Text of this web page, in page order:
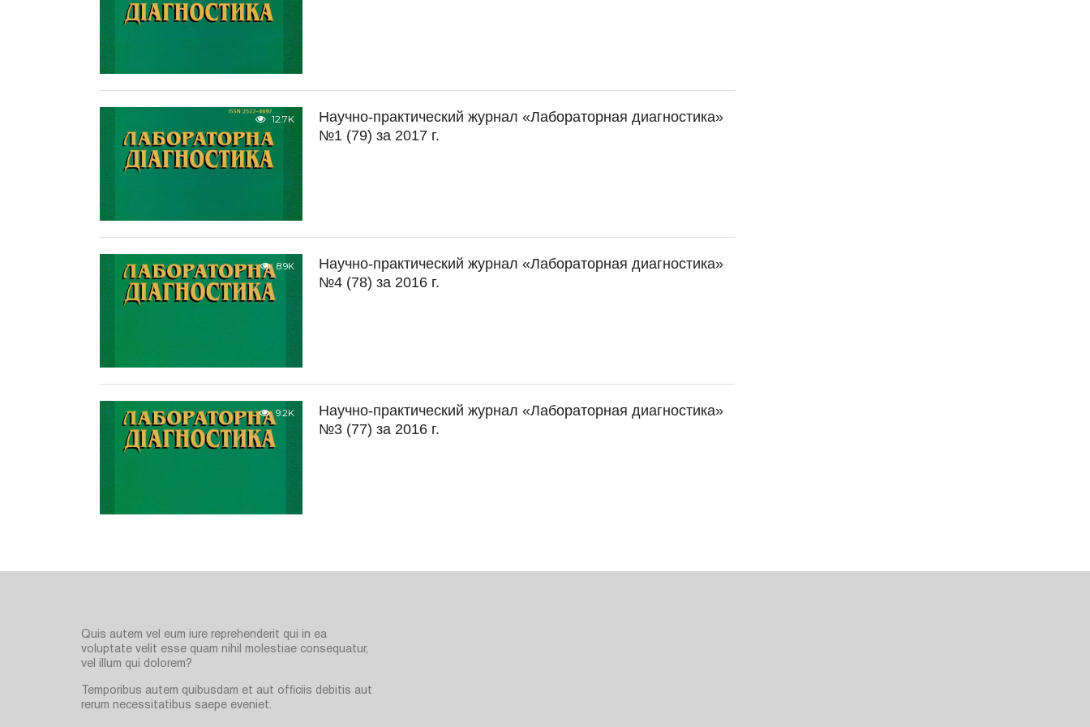
12.7K
Научно-практический журнал «Лабораторная диагностика»
№1 (79) за 2017 г.
8.9K
Научно-практический журнал «Лабораторная диагностика»
№4 (78) за 2016 г.
9.2K
Научно-практический журнал «Лабораторная диагностика»
№3 (77) за 2016 г.
Quis autem vel eum iure reprehenderit qui in ea
voluptate velit esse quam nihil molestiae consequatur,
vel illum qui dolorem?
Temporibus autem quibusdam et aut officiis debitis aut
rerum necessitatibus saepe eveniet.